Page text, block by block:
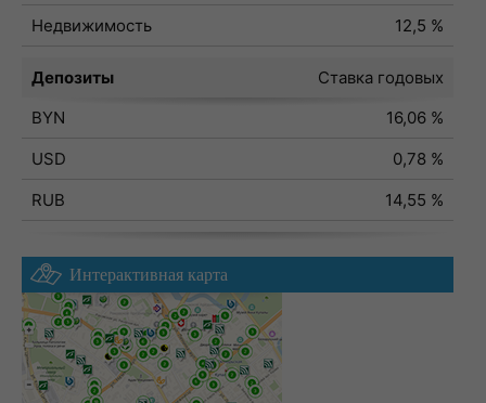
Недвижимость
12,5 %
Депозиты
Ставка годовых
BYN
16,06 %
USD
0,78 %
RUB
14,55 %
Интерактивная карта